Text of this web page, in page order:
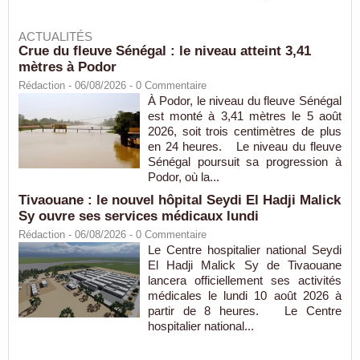
ACTUALITÉS
Crue du fleuve Sénégal : le niveau atteint 3,41
mètres à Podor
Rédaction - 06/08/2026 - 0 Commentaire
À Podor, le niveau du fleuve Sénégal
est monté à 3,41 mètres le 5 août
2026, soit trois centimètres de plus
en 24 heures. Le niveau du fleuve
Sénégal poursuit sa progression à
Podor, où la...
Tivaouane : le nouvel hôpital Seydi El Hadji Malick
Sy ouvre ses services médicaux lundi
Rédaction - 06/08/2026 - 0 Commentaire
Le Centre hospitalier national Seydi
El Hadji Malick Sy de Tivaouane
lancera officiellement ses activités
médicales le lundi 10 août 2026 à
partir de 8 heures. Le Centre
hospitalier national...